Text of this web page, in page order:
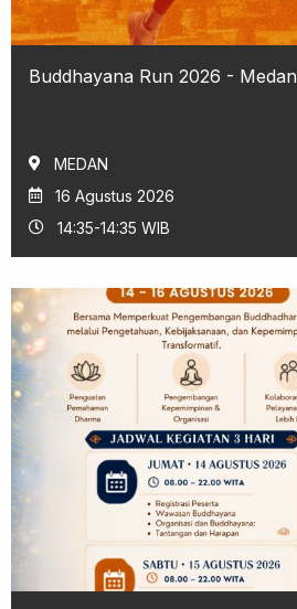
Buddhayana Run 2026 - Medan
MEDAN
16 Agustus 2026
14:35-14:35 WIB